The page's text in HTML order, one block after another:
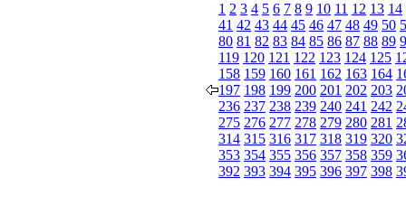
1 2 3 4 5 6 7 8 9 10 11 12 13 14
41 42 43 44 45 46 47 48 49 50
80 81 82 83 84 85 86 87 88 89
119 120 121 122 123 124 125
158 159 160 161 162 163 164
197 198 199 200 201 202 203
236 237 238 239 240 241 242
275 276 277 278 279 280 281
314 315 316 317 318 319 320
353 354 355 356 357 358 359
392 393 394 395 396 397 398